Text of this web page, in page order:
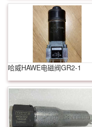
哈威HAWE电磁阀GR2-1